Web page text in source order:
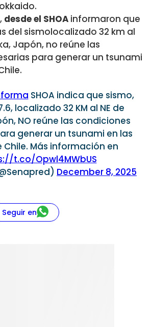
desde el SHOA informaron que
del sismolocalizado 32 km al
Japón, no reúne las
para generar un tsunami
SHOA indica que sismo,
localizado 32 KM al NE de
NO reúne las condiciones
generar un tsunami en las
Chile. Más información en
t.co/Opwl4MWbUS
December 8, 2025
Seguir en